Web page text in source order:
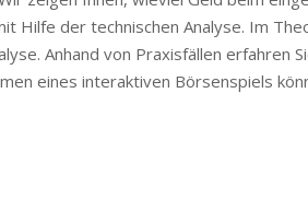
Hilfe der technischen Analyse. Im
Anhand von Praxisfällen erfahren
eines interaktiven Börsenspiels